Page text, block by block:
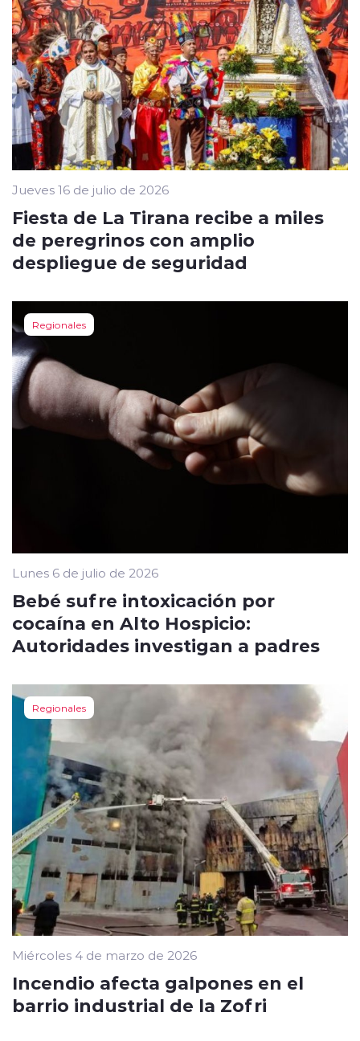
Jueves 16 de julio de 2026
Fiesta de La Tirana recibe a miles
de peregrinos con amplio
despliegue de seguridad
Regionales
Lunes 6 de julio de 2026
Bebé sufre intoxicación por
cocaína en Alto Hospicio:
Autoridades investigan a padres
Regionales
Miércoles 4 de marzo de 2026
Incendio afecta galpones en el
barrio industrial de la Zofri